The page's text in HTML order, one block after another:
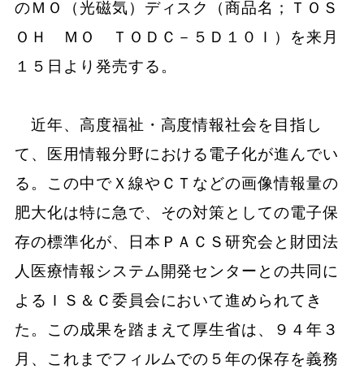
のＭＯ（光磁気）ディスク（商品名；ＴＯＳ
ＯＨ ＭＯ ＴＯＤＣ－５Ｄ１０Ｉ）を来月
１５日より発売する。
近年、高度福祉・高度情報社会を目指し
て、医用情報分野における電子化が進んでい
る。この中でＸ線やＣＴなどの画像情報量の
肥大化は特に急で、その対策としての電子保
存の標準化が、日本ＰＡＣＳ研究会と財団法
人医療情報システム開発センターとの共同に
よるＩＳ＆Ｃ委員会において進められてき
た。この成果を踏まえて厚生省は、９４年３
月、これまでフィルムでの５年の保存を義務